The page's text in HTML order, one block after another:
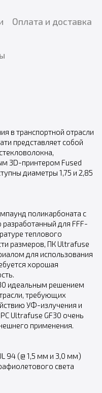
Оплата и доставка
в транспортной отрасли
представляет собой
3D-принтером Fused
диаметры 1,75 и 2,85
поликарбоната с
для FFF-
теплового
размеров, ПК Ultrafuse
для использования
хорошая
идеальным решением
требующих
УФ-излучения и
Ultrafuse GF30 очень
применения.
94 (@ 1,5 мм и 3,0 мм)
света